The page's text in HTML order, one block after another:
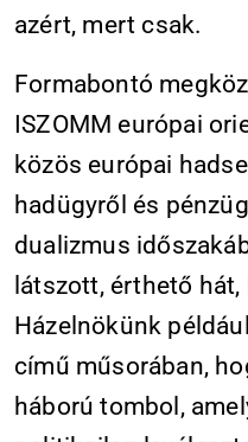
azért, mert csak.
Formabontó
ISZOMM európai
közös európai
hadügyről és
dualizmus
látszott, érthető
Házelnökünk
című műsorában,
háború tombol,